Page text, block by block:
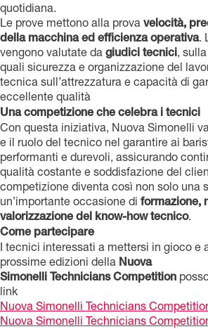
quotidiana.
Le prove mettono alla prova velocità,
della macchina ed efficienza operativa.
vengono valutate da giudici tecnici,
quali sicurezza e organizzazione del
tecnica sull’attrezzatura e capacità di
eccellente qualità
Una competizione che celebra i tecnici
Con questa iniziativa, Nuova Simonelli
e il ruolo del tecnico nel garantire ai
performanti e durevoli, assicurando
qualità costante e soddisfazione del
competizione diventa così non solo una
un’importante occasione di formazione,
valorizzazione del know-how tecnico.
Come partecipare
I tecnici interessati a mettersi in gioco e
prossime edizioni della Nuova
Simonelli Technicians Competition
link
Nuova Simonelli Technicians
Nuova Simonelli Technicians